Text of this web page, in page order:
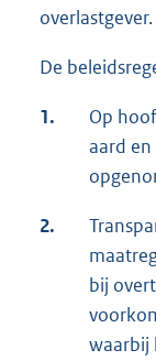
overlastgever.
De
1.
Op
aard
2.
bij
waarbij